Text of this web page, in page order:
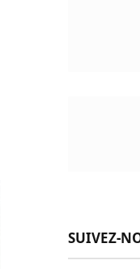
SUIVEZ-